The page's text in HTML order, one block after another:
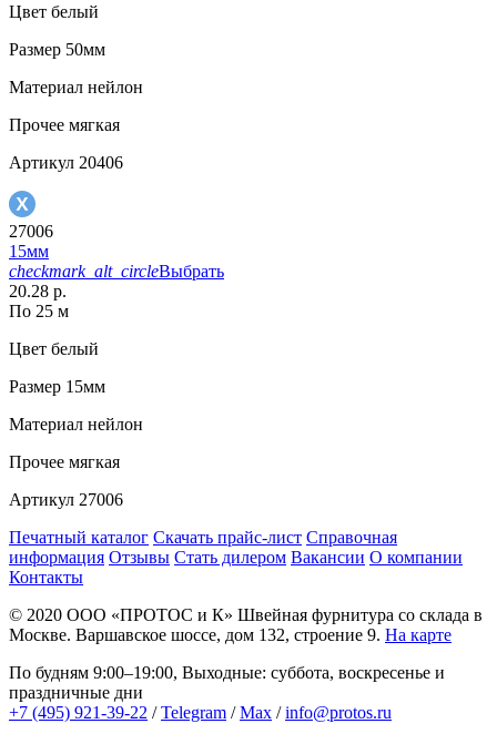
Цвет белый
Размер 50мм
Материал нейлон
Прочее мягкая
Артикул 20406
27006
15мм
checkmark_alt_circleВыбрать
20.28 р.
По 25 м
Цвет белый
Размер 15мм
Материал нейлон
Прочее мягкая
Артикул 27006
Печатный каталог Скачать прайс-лист Справочная
информация Отзывы Стать дилером Вакансии О компании
Контакты
© 2020 ООО «ПРОТОС и К» Швейная фурнитура со склада в
Москве. Варшавское шоссе, дом 132, строение 9. На карте
По будням 9:00–19:00, Выходные: суббота, воскресенье и
праздничные дни
+7 (495) 921-39-22 /Telegram /Max /info@protos.ru